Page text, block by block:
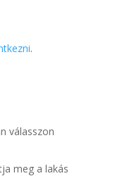
.
válasszon
meg a lakás